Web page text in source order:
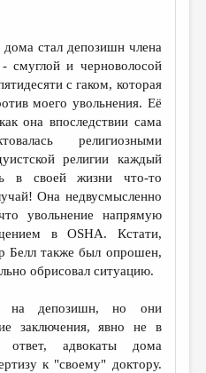
стал депозишн члена
смуглой и черноволосой
с гаком, которая
моего увольнения. Её
она впоследствии сама
религиозными
религии каждый
в своей жизни что-то
Она недвусмысленно
увольнение напрямую
в OSHA. Кстати,
Белл также был опрошен,
обрисовал ситуацию.
на депозишн, но они
заключения, явно не в
адвокаты дома
к "своему" доктору.